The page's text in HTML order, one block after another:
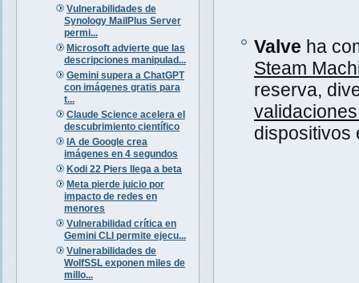
Vulnerabilidades de
Synology MailPlus Server
permi...
Microsoft advierte que las
descripciones manipulad...
Gemini supera a ChatGPT
con imágenes gratis para
t...
Claude Science acelera el
descubrimiento científico
IA de Google crea
imágenes en 4 segundos
Kodi 22 Piers llega a beta
Meta pierde juicio por
impacto de redes en
menores
Vulnerabilidad crítica en
Gemini CLI permite ejecu...
Vulnerabilidades de
WolfSSL exponen miles de
millo...
Valve ha
Steam
reserva,
dispositivos